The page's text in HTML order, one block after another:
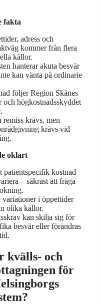
fakta
adress och
kommer från flera
källor.
hanterar akuta besvär
kan vänta på ordinarie
följer Region Skånes
och högkostnadsskyddet
remiss krävs, men
krävs vid
oklart
patientspecifik kostnad
– säkrast att fråga
variationer i öppettider
olika källor.
kan skilja sig för
besvär eller förändras
kvälls- och
för